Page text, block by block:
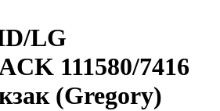
LG
111580/7416
(Gregory)